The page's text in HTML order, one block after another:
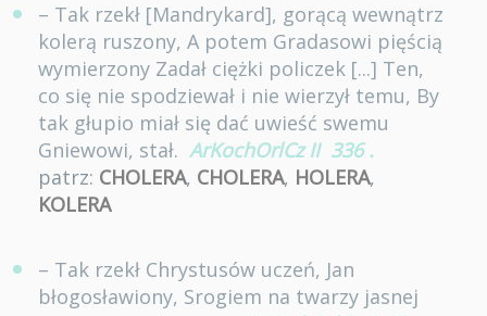
– Tak rzekł [Mandrykard], gorącą wewnątrz
kolerą ruszony, A potem Gradasowi pięścią
wymierzony Zadał ciężki policzek [...] Ten,
co się nie spodziewał i nie wierzył temu, By
tak głupio miał się dać uwieść swemu
Gniewowi, stał. ArKochOrlCz II 336 .
patrz: CHOLERA, CHOLERA, HOLERA,
KOLERA
– Tak rzekł Chrystusów uczeń, Jan
błogosławiony, Srogiem na twarzy jasnej